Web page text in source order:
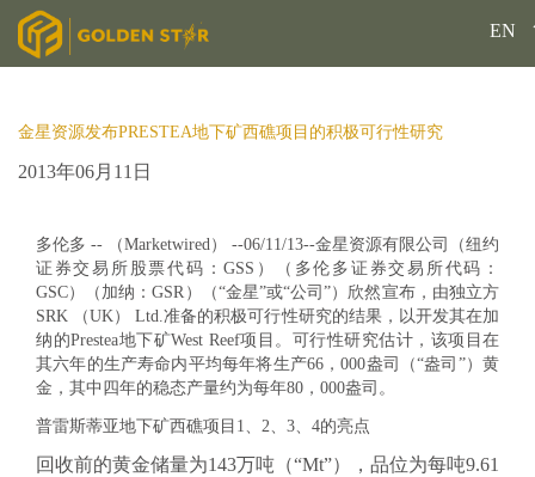
EN
金星资源发布PRESTEA地下矿西礁项目的积极可行性研究
2013年06月11日
多伦多 -- （Marketwired） --06/11/13--金星资源有限公司（纽约
证券交易所股票代码：GSS）（多伦多证券交易所代码：
GSC）（加纳：GSR）（“金星”或“公司”）欣然宣布，由独立方
SRK （UK） Ltd.准备的积极可行性研究的结果，以开发其在加
纳的Prestea地下矿West Reef项目。可行性研究估计，该项目在
其六年的生产寿命内平均每年将生产66，000盎司（“盎司”）黄
金，其中四年的稳态产量约为每年80，000盎司。
普雷斯蒂亚地下矿西礁项目1 2、3、4的亮点
回收前的黄金储量为143万吨（“Mt”），品位为每吨9.61